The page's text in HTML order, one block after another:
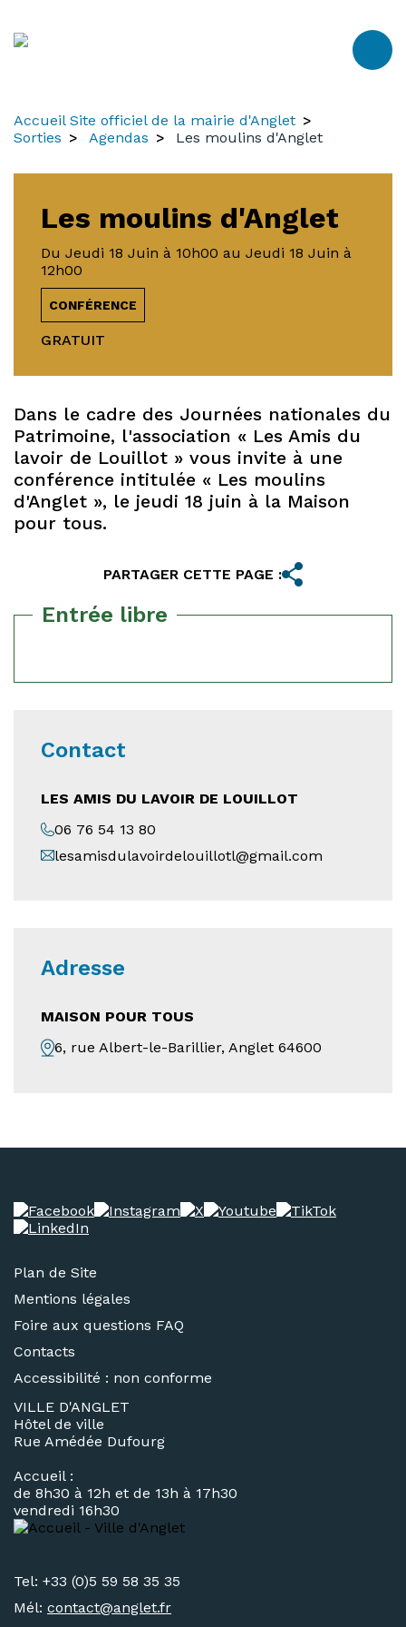
Accueil Site officiel de la mairie d'Anglet
Sorties
Agendas Les moulins d'Anglet
Les moulins d'Anglet
Du Jeudi 18 Juin à 10h00 au Jeudi 18 Juin à
12h00
CONFÉRENCE
GRATUIT
Dans le cadre des Journées nationales du
Patrimoine, l'association « Les Amis du
lavoir de Louillot » vous invite à une
conférence intitulée « Les moulins
d'Anglet », le jeudi 18 juin à la Maison
pour tous.
PARTAGER CETTE PAGE :
Entrée libre
Contact
LES AMIS DU LAVOIR DE LOUILLOT
06 76 54 13 80
lesamisdulavoirdelouillotl@gmail.com
Adresse
MAISON POUR TOUS
6, rue Albert-le-Barillier, Anglet 64600
Plan de Site
Mentions légales
Foire aux questions FAQ
Contacts
Accessibilité : non conforme
VILLE D'ANGLET
Hôtel de ville
Rue Amédée Dufourg
Accueil :
de 8h30 à 12h et de 13h à 17h30
vendredi 16h30
Tel: +33 (0)5 59 58 35 35
Mél: contact@anglet.fr